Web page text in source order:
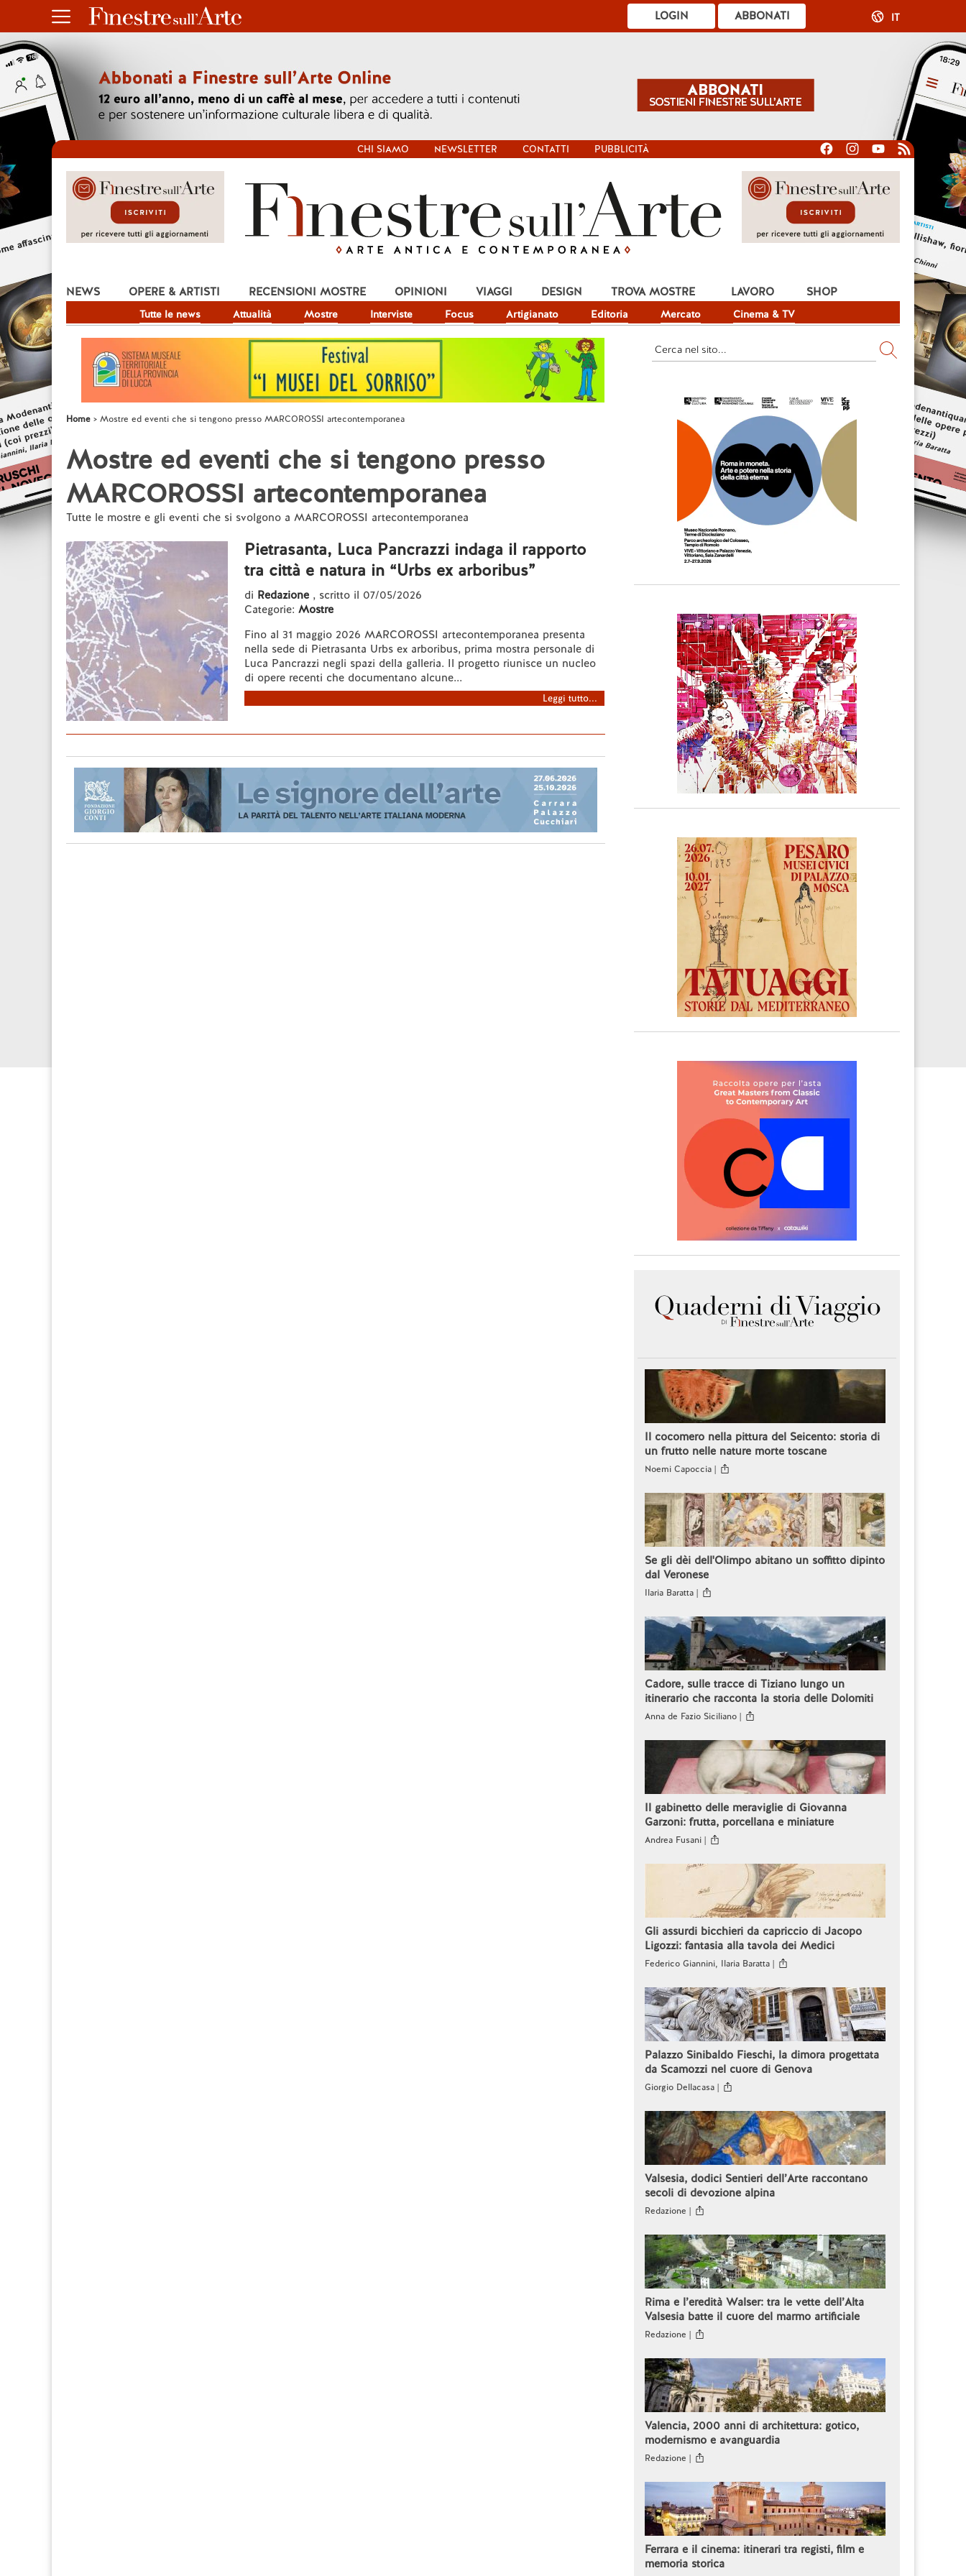
ABBONATI
LOGIN IT
CHI SIAMO NEWSLETTER CONTATTI PUBBLICITÀ
NEWS
Tutte le news Attualità Mostre Interviste Focus Artigianato Editoria Mercato Cinema & TV
OPERE & ARTISTI RECENSIONI MOSTRE OPINIONI VIAGGI DESIGN TROVA MOSTRE LAVORO SHOP
Home Mostre ed eventi che si tengono presso MARCOROSSI artecontemporanea
Mostre ed eventi che si tengono presso
MARCOROSSI artecontemporanea
Tutte le mostre e gli eventi che si svolgono a MARCOROSSI artecontemporanea
Pietrasanta, Luca Pancrazzi indaga il rapporto
tra città e natura in “Urbs ex arboribus”
di Redazione , scritto il 07/05/2026
Categorie: Mostre
Fino al 31 maggio 2026 MARCOROSSI artecontemporanea presenta
nella sede di Pietrasanta Urbs ex arboribus, prima mostra personale di
Luca Pancrazzi negli spazi della galleria. Il progetto riunisce un nucleo
di opere recenti che documentano alcune...
Leggi tutto...
Il cocomero nella pittura del Seicento: storia di
un frutto nelle nature morte toscane
Noemi Capoccia |
Se gli dèi dell'Olimpo abitano un soffitto dipinto
dal Veronese
Ilaria Baratta |
Cadore, sulle tracce di Tiziano lungo un
itinerario che racconta la storia delle Dolomiti
Anna de Fazio Siciliano |
Il gabinetto delle meraviglie di Giovanna
Garzoni: frutta, porcellana e miniature
Andrea Fusani |
Gli assurdi bicchieri da capriccio di Jacopo
Ligozzi: fantasia alla tavola dei Medici
Federico Giannini, Ilaria Baratta |
Palazzo Sinibaldo Fieschi, la dimora progettata
da Scamozzi nel cuore di Genova
Giorgio Dellacasa |
Valsesia, dodici Sentieri dell’Arte raccontano
secoli di devozione alpina
Redazione |
Rima e l’eredità Walser: tra le vette dell’Alta
Valsesia batte il cuore del marmo artificiale
Redazione |
Valencia, 2000 anni di architettura: gotico,
modernismo e avanguardia
Redazione |
Ferrara e il cinema: itinerari tra registi, film e
memoria storica